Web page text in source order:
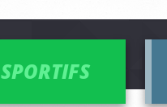
SPORTIFS